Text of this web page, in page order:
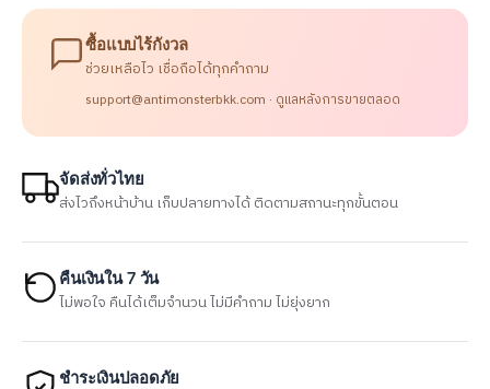
ซื้อแบบไร้กังวล
ช่วยเหลือไว เชื่อถือได้ทุกคำถาม
support@antimonsterbkk.com · ดูแลหลังการขายตลอด
จัดส่งทั่วไทย
ส่งไวถึงหน้าบ้าน เก็บปลายทางได้ ติดตามสถานะทุกขั้นตอน
คืนเงินใน 7 วัน
ไม่พอใจ คืนได้เต็มจำนวน ไม่มีคำถาม ไม่ยุ่งยาก
ชำระเงินปลอดภัย